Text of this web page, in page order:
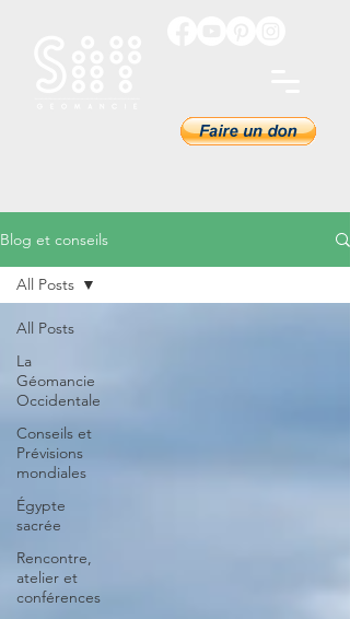
Blog et conseils
All Posts
La
Géomancie
Occidentale
Conseils et
Prévisions
mondiales
Égypte
sacrée
Rencontre,
atelier et
conférences
All Posts